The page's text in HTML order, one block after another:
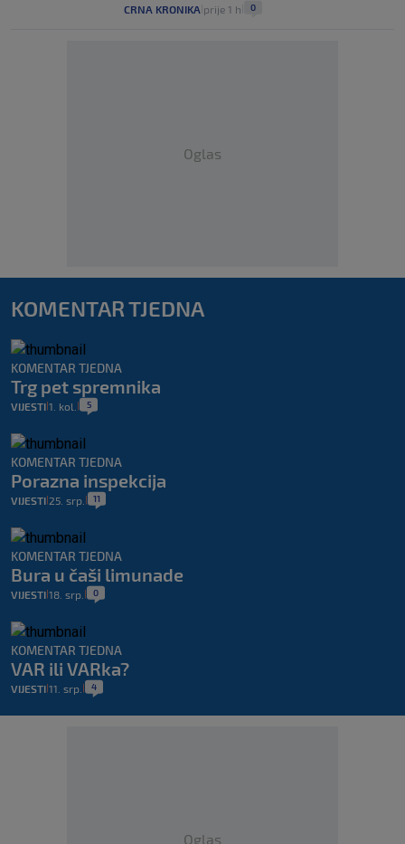
CRNA KRONIKA prije 1 h 0
Oglas
KOMENTAR TJEDNA
KOMENTAR TJEDNA
Trg pet spremnika
VIJESTI 1. kol. 5
KOMENTAR TJEDNA
Porazna inspekcija
VIJESTI 25. srp. 11
KOMENTAR TJEDNA
Bura u čaši limunade
VIJESTI 18. srp. 0
KOMENTAR TJEDNA
VAR ili VARka?
VIJESTI 11. srp. 4
Oglas